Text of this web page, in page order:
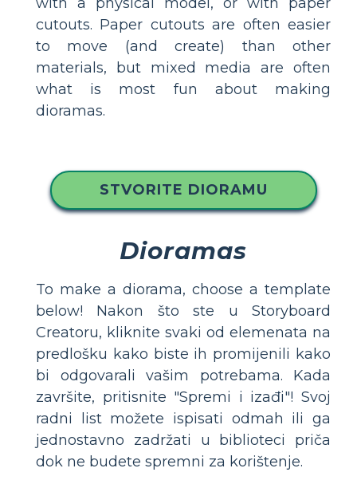
cutouts. Paper cutouts are often easier
to move (and create) than other
materials, but mixed media are often
what is most fun about making
dioramas.
STVORITE DIORAMU
Dioramas
To make a diorama, choose a template
below! Nakon što ste u Storyboard
Creatoru, kliknite svaki od elemenata na
predlošku kako biste ih promijenili kako
bi odgovarali vašim potrebama. Kada
završite, pritisnite "Spremi i izađi"! Svoj
radni list možete ispisati odmah ili ga
jednostavno zadržati u biblioteci priča
dok ne budete spremni za korištenje.